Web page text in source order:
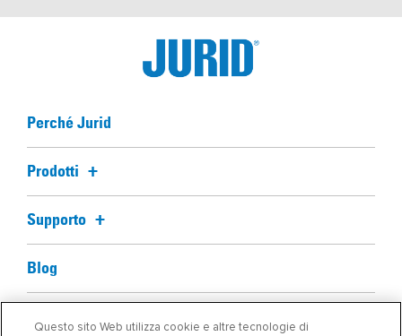
Perché Jurid
Prodotti
Supporto
Blog
Questo sito Web utilizza cookie e altre tecnologie di